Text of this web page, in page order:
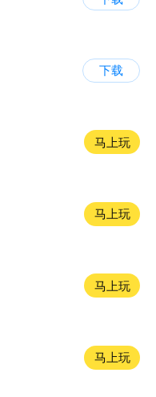
下载
马上玩
马上玩
马上玩
马上玩